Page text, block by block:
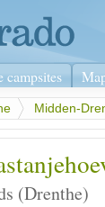
campsites
Midden-
(Drenthe)